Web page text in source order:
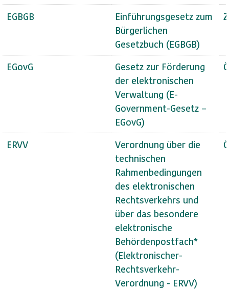
EGBGB
Einführungsgesetz zum
Bürgerlichen
Gesetzbuch (EGBGB)
EGovG
Gesetz zur Förderung
der elektronischen
Verwaltung (E-
Government-Gesetz –
EGovG)
ERVV
Verordnung über die
technischen
Rahmenbedingungen
des elektronischen
Rechtsverkehrs und
über das besondere
elektronische
Behördenpostfach*
(Elektronischer-
Rechtsverkehr-
Verordnung - ERVV)